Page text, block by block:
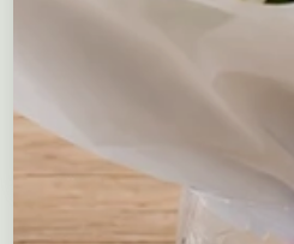
Zielono biały wianek